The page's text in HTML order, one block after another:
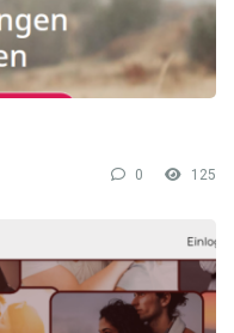
0 125